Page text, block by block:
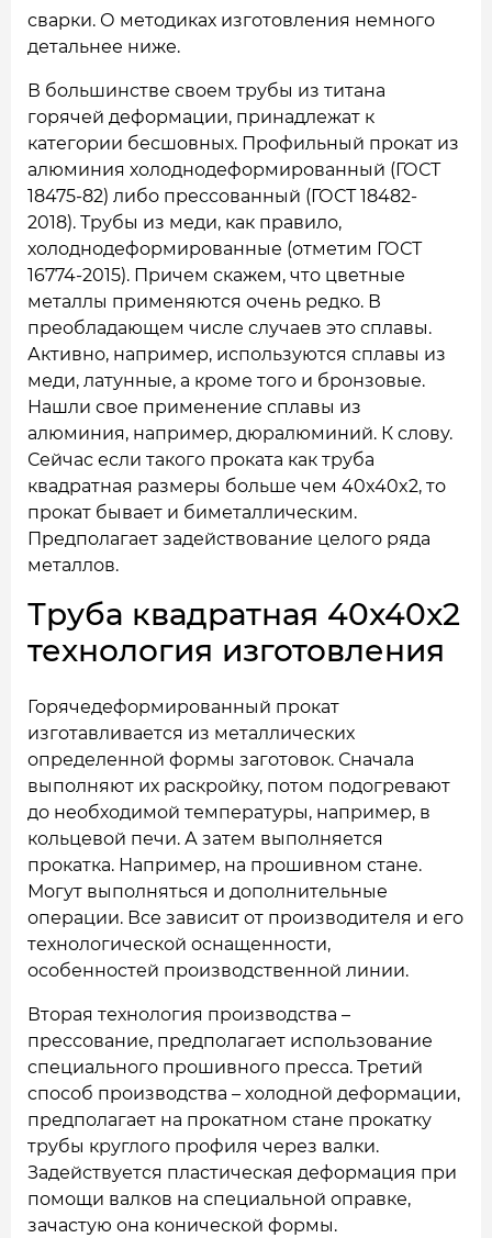
сварки. О методиках изготовления немного
детальнее ниже.
В большинстве своем трубы из титана
горячей деформации, принадлежат к
категории бесшовных. Профильный прокат из
алюминия холоднодеформированный (ГОСТ
18475-82) либо прессованный (ГОСТ 18482-
2018). Трубы из меди, как правило,
холоднодеформированные (отметим ГОСТ
16774-2015). Причем скажем, что цветные
металлы применяются очень редко. В
преобладающем числе случаев это сплавы.
Активно, например, используются сплавы из
меди, латунные, а кроме того и бронзовые.
Нашли свое применение сплавы из
алюминия, например, дюралюминий. К слову.
Сейчас если такого проката как труба
квадратная размеры больше чем 40x40x2, то
прокат бывает и биметаллическим.
Предполагает задействование целого ряда
металлов.
Труба квадратная 40x40x2
технология изготовления
Горячедеформированный прокат
изготавливается из металлических
определенной формы заготовок. Сначала
выполняют их раскройку, потом подогревают
до необходимой температуры, например, в
кольцевой печи. А затем выполняется
прокатка. Например, на прошивном стане.
Могут выполняться и дополнительные
операции. Все зависит от производителя и его
технологической оснащенности,
особенностей производственной линии.
Вторая технология производства –
прессование, предполагает использование
специального прошивного пресса. Третий
способ производства – холодной деформации,
предполагает на прокатном стане прокатку
трубы круглого профиля через валки.
Задействуется пластическая деформация при
помощи валков на специальной оправке,
зачастую она конической формы.